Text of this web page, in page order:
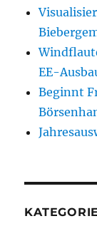
EE-
Beginnt